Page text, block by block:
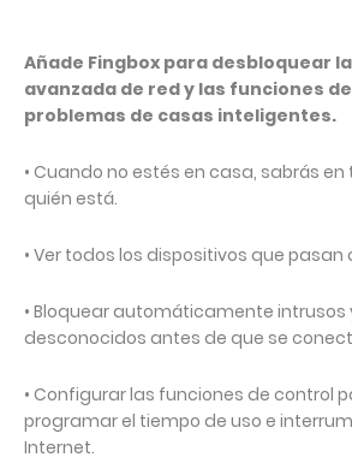
Añade Fingbox para desbloquear
avanzada de red y las funciones
problemas de casas inteligentes.
• Cuando no estés en casa, sabrás
quién está.
• Ver todos los dispositivos que
• Bloquear automáticamente intrusos
desconocidos antes de que se
• Configurar las funciones de control
programar el tiempo de uso e
Internet.